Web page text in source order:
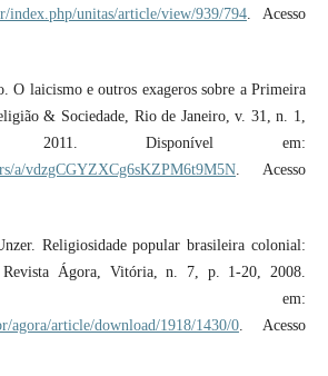
index.php/unitas/article/view/939/794. Acesso
O laicismo e outros exageros sobre a Primeira
& Sociedade, Rio de Janeiro, v. 31, n. 1,
Disponível em:
a/vdzgCGYZXCg6sKZPM6t9M5N. Acesso
Religiosidade popular brasileira colonial:
Ágora, Vitória, n. 7, p. 1-20, 2008.
em:
agora/article/download/1918/1430/0. Acesso